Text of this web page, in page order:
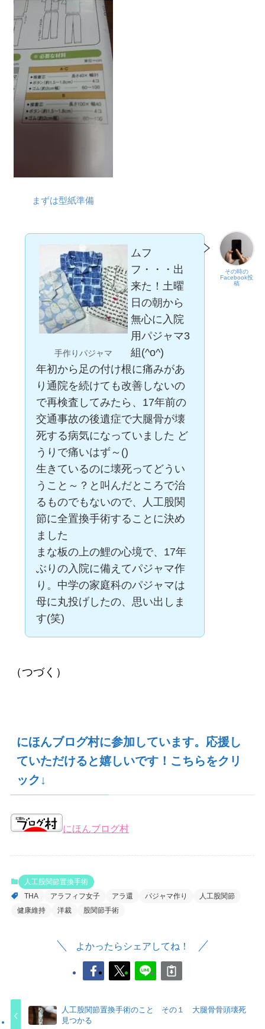
まずは型紙準備
その時の
Facebook投
稿
手作りパジャマ
ムフ
フ・・・出
来た！土曜
日の朝から
無心に入院
用パジャマ3
組(^o^)
年初から足の付け根に痛みがあ
り通院を続けても改善しないの
で再検査してみたら、17年前の
交通事故の後遺症で大腿骨が壊
死する病気になっていました ど
うりで痛いはず～()
生きているのに壊死ってどうい
うこと～？と叫んだところで治
るものでもないので、人工股関
節に全置換手術することに決め
ました
まな板の上の鯉の心境で、17年
ぶりの入院に備えてパジャマ作
り。中学の家庭科のパジャマは
母に丸投げしたの、思い出しま
す(笑)
（つづく）
にほんブログ村に参加しています。応援し
ていただけると嬉しいです！こちらをクリ
ック↓
にほんブログ村
人工股関節置換手術
THA
アラフィフ女子 アラ還 パジャマ作り
人工股関節
健康維持
洋裁 股関節手術
よかったらシェアしてね！
人工股関節置換手術のこと その１ 大腿骨骨頭壊死
見つかる